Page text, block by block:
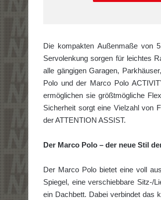
Die kompakten Außenmaße von
Servolenkung sorgen für leichtes
alle gängigen Garagen,
Polo und der Marco Polo
ermöglichen sie größtmögliche
Sicherheit sorgt eine Viel­zahl von
der ATTENTION ASSIST.
Der Marco Polo – der neue Stil
Der Marco Polo bietet eine voll
Spiegel, eine verschiebbare Sitz-/
ein Dachbett. Dabei verbindet das